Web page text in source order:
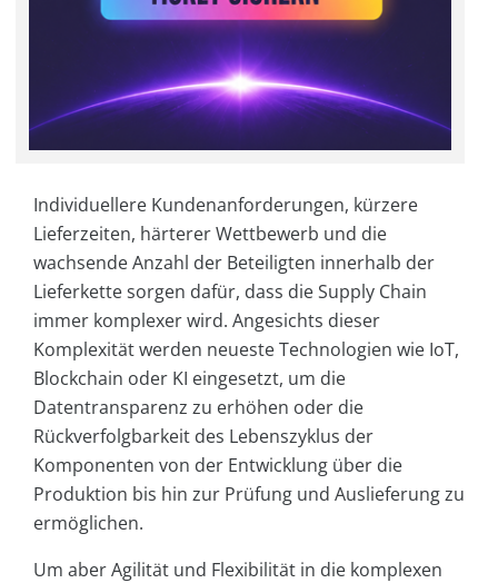
Individuellere Kundenanforderungen, kürzere
Lieferzeiten, härterer Wettbewerb und die
wachsende Anzahl der Beteiligten innerhalb der
Lieferkette sorgen dafür, dass die Supply Chain
immer komplexer wird. Angesichts dieser
Komplexität werden neueste Technologien wie IoT,
Blockchain oder KI eingesetzt, um die
Datentransparenz zu erhöhen oder die
Rückverfolgbarkeit des Lebenszyklus der
Komponenten von der Entwicklung über die
Produktion bis hin zur Prüfung und Auslieferung zu
ermöglichen.
Um aber Agilität und Flexibilität in die komplexen